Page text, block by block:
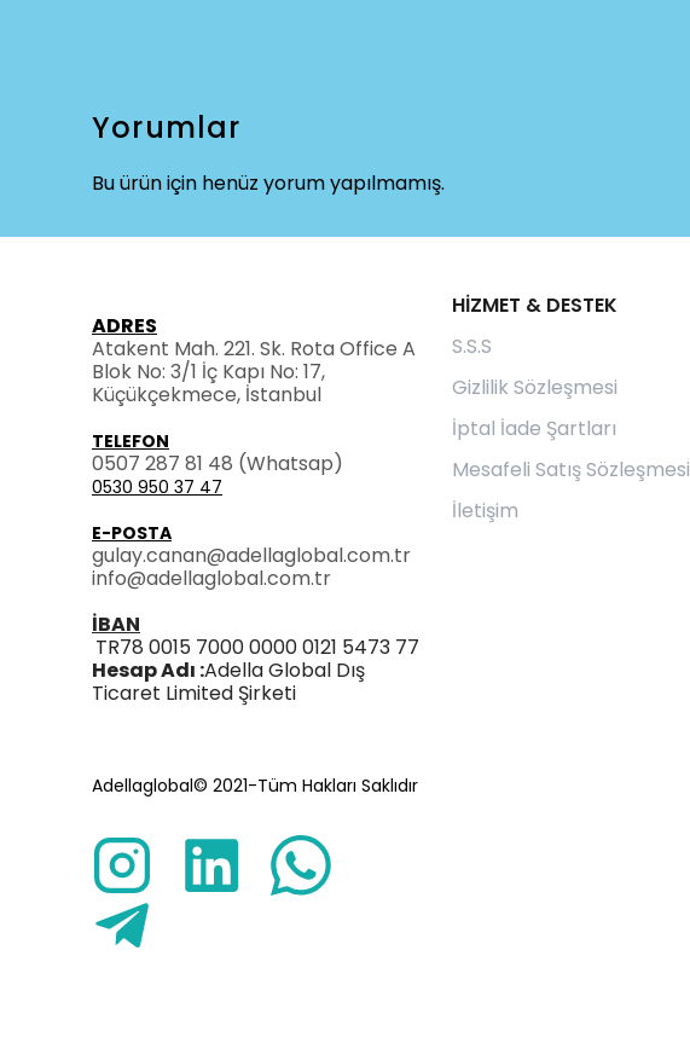
Yorumlar
Bu ürün için henüz yorum yapılmamış.
HİZMET & DESTEK
S.S.S
Gizlilik Sözleşmesi
İptal İade Şartları
Mesafeli Satış Sözleşmesi
İletişim
ADRES
Atakent Mah. 221. Sk. Rota Office A
Blok No: 3/1 İç Kapı No: 17,
Küçükçekmece, İstanbul
TELEFON
0507 287 81 48 (Whatsap)
0530 950 37 47
E-POSTA
gulay.canan@adellaglobal.com.tr
info@adellaglobal.com.tr
İBAN
TR78 0015 7000 0000 0121 5473 77
Hesap Adı :Adella Global Dış
Ticaret Limited Şirketi
Adellaglobal© 2021-Tüm Hakları Saklıdır